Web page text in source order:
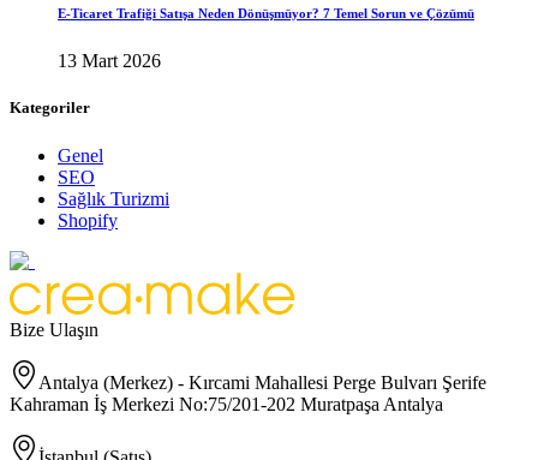
E-Ticaret Trafiği Satışa Neden Dönüşmüyor? 7 Temel Sorun ve Çözümü
13 Mart 2026
Kategoriler
Genel
SEO
Sağlık Turizmi
Shopify
Bize Ulaşın
Antalya (Merkez) - Kırcami Mahallesi Perge Bulvarı Şerife
Kahraman İş Merkezi No:75/201-202 Muratpaşa Antalya